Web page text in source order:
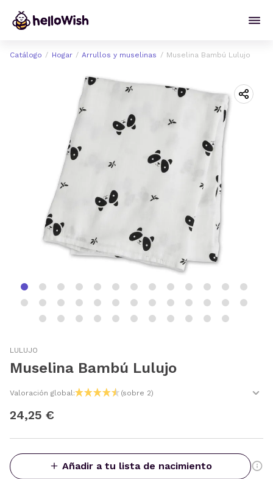
Catálogo Hogar Arrullos y muselinas Muselina Bambú Lulujo
LULUJO
Muselina Bambú Lulujo
Valoración global: (sobre 2)
24,25 €
Añadir a tu lista de nacimiento